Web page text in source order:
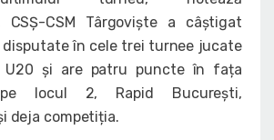
CSȘ-CSM Târgoviște a câștigat
în cele trei turnee jucate
U20 și are patru puncte în fața
locul 2, Rapid București,
deja competiția.